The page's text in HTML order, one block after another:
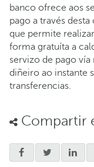
banco ofrece aos
pago a través
que permite
forma gratuíta a
servizo de pago
diñeiro ao instante
transferencias.
Compartir